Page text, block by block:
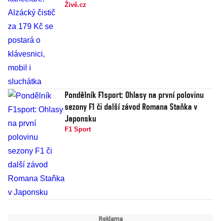
Živě.cz
Pondělník F1sport: Ohlasy na první polovinu
sezony F1 či další závod Romana Staňka v
Japonsku
F1 Sport